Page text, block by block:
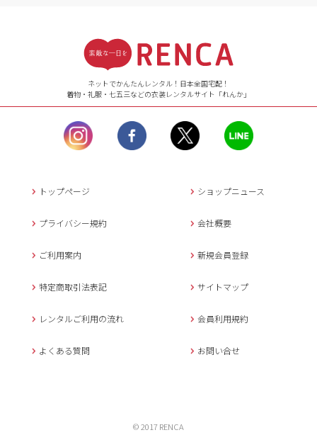
【ご注文（インターネット）】
24時間年中無休
【お問い合わせ窓口（メー
ル）】10:00~17:00
土曜日、日曜日、臨
時休業日を除く。
営業時間外にいただ
返信させていただきま
年末年始、大型連休
メールでのお問い合わせ
ネットでかんたんレンタル！日本全国宅配！
着物・礼服・七五三などの衣装レンタルサイト「れんか」
トップページ ショップニュース
プライバシー規約 会社概要
ご利用案内 新規会員登録
特定商取引法表記 サイトマップ
レンタルご利用の流れ 会員利用規約
よくある質問 お問い合せ
© 2017 RENCA